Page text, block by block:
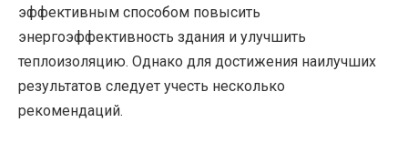
эффективным способом повысить
энергоэффективность здания и улучшить
теплоизоляцию. Однако для достижения наилучших
результатов следует учесть несколько
рекомендаций.